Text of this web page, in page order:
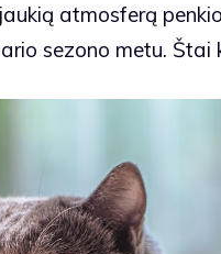
atmosferą
sezono metu. Štai